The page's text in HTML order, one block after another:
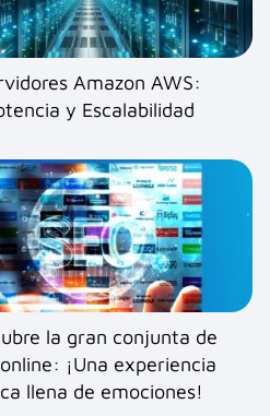
Amazon AWS:
y Escalabilidad
la gran conjunta de
¡Una experiencia
llena de emociones!